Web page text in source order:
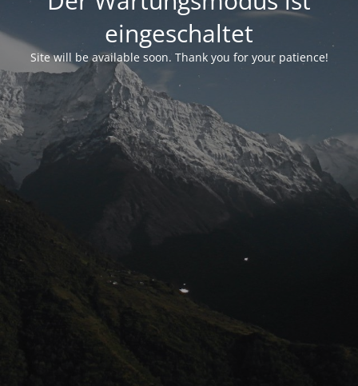
eingeschaltet
Site will be available soon. Thank you for your patience!